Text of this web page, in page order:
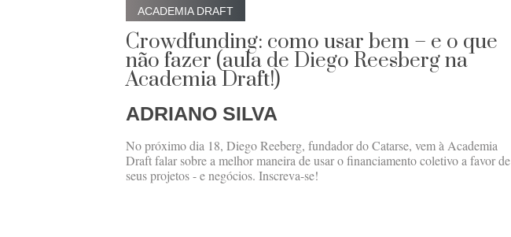
ACADEMIA DRAFT
Crowdfunding: como usar bem – e o que
não fazer (aula de Diego Reesberg na
Academia Draft!)
ADRIANO SILVA
No próximo dia 18, Diego Reeberg, fundador do Catarse, vem à Academia
Draft falar sobre a melhor maneira de usar o financiamento coletivo a favor de
seus projetos - e negócios. Inscreva-se!